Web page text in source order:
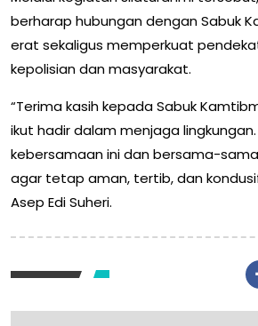
berharap hubungan dengan Sabuk
erat sekaligus memperkuat
kepolisian dan masyarakat.
“Terima kasih kepada Sabuk
ikut hadir dalam menjaga
kebersamaan ini dan bersama-
agar tetap aman, tertib, dan
Asep Edi Suheri.